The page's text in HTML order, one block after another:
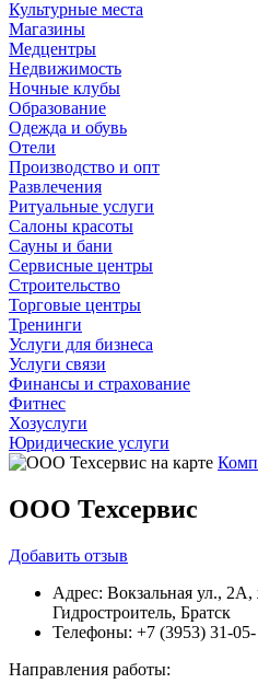
Культурные места
Магазины
Медцентры
Недвижимость
Ночные клубы
Образование
Одежда и обувь
Отели
Производство и опт
Развлечения
Ритуальные услуги
Салоны красоты
Сауны и бани
Сервисные центры
Строительство
Торговые центры
Тренинги
Услуги для бизнеса
Услуги связи
Финансы и страхование
Фитнес
Хозуслуги
Юридические услуги
ООО Техсервис
Добавить отзыв
Адрес: Вокзальная ул.,
Гидростроитель, Братск
Телефоны: +7 (3953) 31-05-
Направления работы: